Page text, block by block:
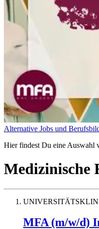
Alternative Jobs und
Hier findest Du eine Auswahl
Medizinische
MFA (m/w/d)